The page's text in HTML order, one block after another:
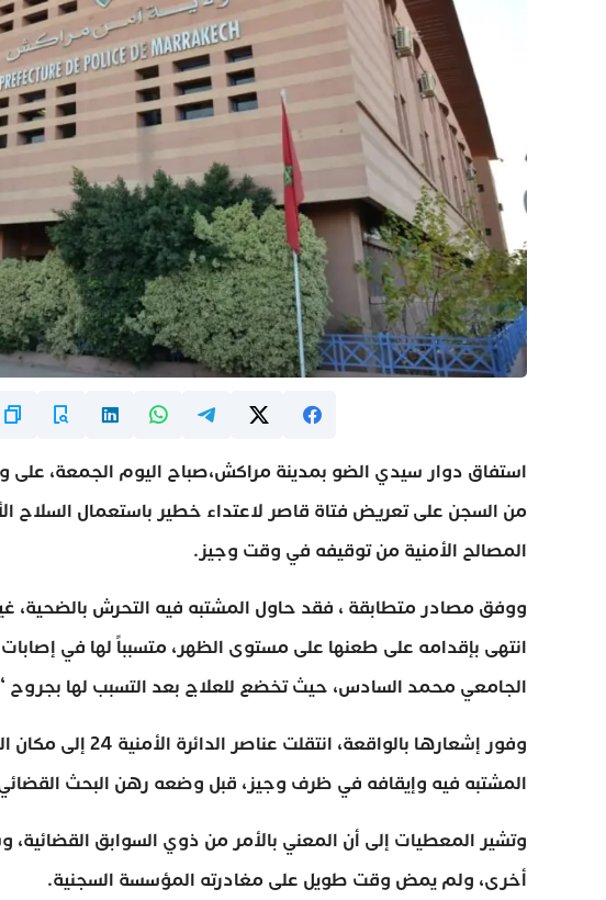
استفاق دوار سيدي الضو بمدينة مراكش،صباح اليوم الجمعة،
من السجن على تعريض فتاة قاصر لاعتداء خطير باستعمال السلاح
المصالح الأمنية من توقيفه في وقت وجيز.
ووفق مصادر متطابقة ، فقد حاول المشتبه فيه التحرش بالضحية،
انتهى بإقدامه على طعنها على مستوى الظهر، متسبباً لها في
الجامعي محمد السادس، حيث تخضع للعلاج بعد التسبب لها بجروح
وفور إشعارها
المشتبه فيه وإيقافه في ظرف وجيز، قبل وضعه رهن البحث القضائي
وتشير المعطيات إلى أن المعني بالأمر من ذوي السوابق
أخرى، ولم يمض وقت طويل على مغادرته المؤسسة السجنية.